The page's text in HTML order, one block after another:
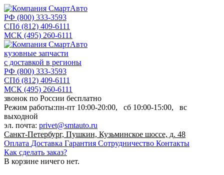
РФ (800) 333-3593
СПб (812) 409-6111
МСК (495) 260-6111
кузовные запчасти
с доставкой в регионы
РФ (800) 333-3593
СПб (812) 409-6111
МСК (495) 260-6111
звонок по России бесплатно
Режим работы:пн-пт 10:00-20:00, сб 10:00-15:00, вс
выходной
эл. почта: privet@smtauto.ru
Санкт-Петербург, Пушкин, Кузьминское шоссе, д. 48
Оплата Доставка Гарантия Сотрудничество Контакты
Как сделать заказ?
В корзине ничего нет.